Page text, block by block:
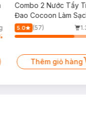
Combo 2 Nước Tẩy
Đao Cocoon Làm
Giảm Dầu 500ml
5.0 (57)
Thêm giỏ hàng